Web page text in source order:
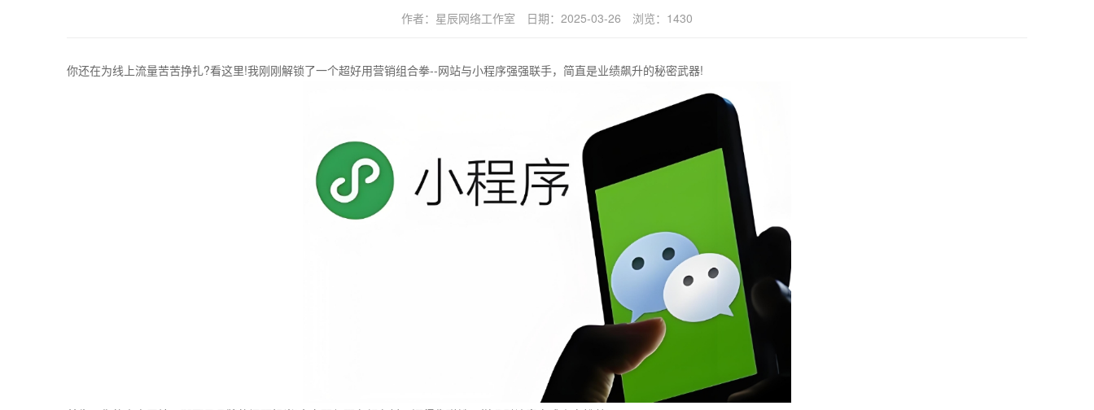
作者： 星辰网络工作室 日期： 2025-03-26 浏览： 1430
你还在为线上流量苦苦挣扎?看这里!我刚刚解锁了一个超好用营销组合拳--网站与小程序强强联手，简直是业绩飙升的秘密武器!